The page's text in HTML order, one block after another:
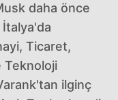
daha önce
Ticaret,
Teknoloji
ilginç